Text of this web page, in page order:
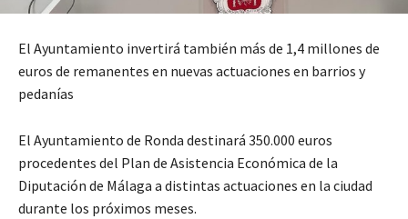
El Ayuntamiento invertirá también más de 1,4 millones de
euros de remanentes en nuevas actuaciones en barrios y
pedanías
El Ayuntamiento de Ronda destinará 350.000 euros
procedentes del Plan de Asistencia Económica de la
Diputación de Málaga a distintas actuaciones en la ciudad
durante los próximos meses.